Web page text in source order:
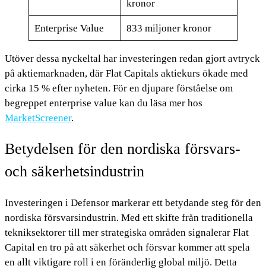
kronor
Enterprise Value 833 miljoner kronor
Utöver dessa nyckeltal har investeringen redan gjort avtryck
på aktiemarknaden, där Flat Capitals aktiekurs ökade med
cirka 15 % efter nyheten. För en djupare förståelse om
begreppet enterprise value kan du läsa mer hos
MarketScreener.
Betydelsen för den nordiska försvars-
och säkerhetsindustrin
Investeringen i Defensor markerar ett betydande steg för den
nordiska försvarsindustrin. Med ett skifte från traditionella
tekniksektorer till mer strategiska områden signalerar Flat
Capital en tro på att säkerhet och försvar kommer att spela
en allt viktigare roll i en föränderlig global miljö. Detta